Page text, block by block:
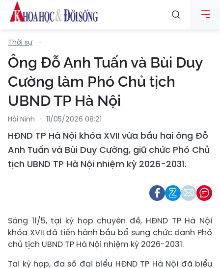
Thời sự
Ông Đỗ Anh Tuấn và Bùi Duy
Cường làm Phó Chủ tịch
UBND TP Hà Nội
Hải Ninh 11/05/2026 08:21
HĐND TP Hà Nội khóa XVII vừa bầu hai ông Đỗ
Anh Tuấn và Bùi Duy Cường, giữ chức Phó Chủ
tịch UBND TP Hà Nội nhiệm kỳ 2026-2031.
Sáng 11/5, tại kỳ họp chuyên đề, HĐND TP Hà Nội
khóa XVII đã tiến hành bầu bổ sung chức danh Phó
chủ tịch UBND TP Hà Nội nhiệm kỳ 2026-2031.
Tại kỳ họp, đa số đại biểu HĐND TP Hà Nội đã biểu